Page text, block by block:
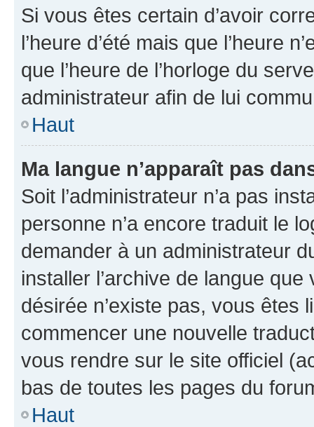
Si vous êtes certain d’avoir
l’heure d’été mais que l’heure
que l’heure de l’horloge du
administrateur afin de lui
Haut
Ma langue n’apparaît pas
Soit l’administrateur n’a pas
personne n’a encore traduit le
demander à un administrateur
installer l’archive de langue
désirée n’existe pas, vous êtes
commencer une nouvelle
vous rendre sur le site officiel
bas de toutes les pages du
Haut